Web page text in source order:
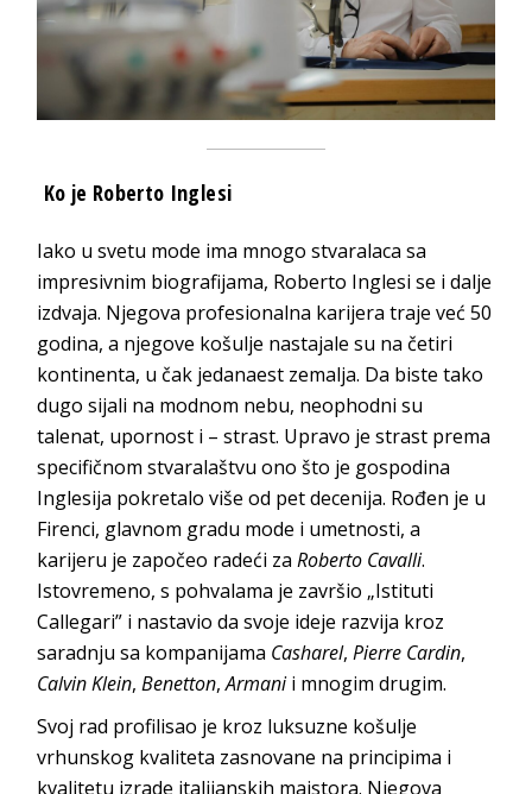
Ko je Roberto Inglesi
Iako u svetu mode ima mnogo stvaralaca sa
impresivnim biografijama, Roberto Inglesi se i dalje
izdvaja. Njegova profesionalna karijera traje već 50
godina, a njegove košulje nastajale su na četiri
kontinenta, u čak jedanaest zemalja. Da biste tako
dugo sijali na modnom nebu, neophodni su
talenat, upornost i – strast. Upravo je strast prema
specifičnom stvaralaštvu ono što je gospodina
Inglesija pokretalo više od pet decenija. Rođen je u
Firenci, glavnom gradu mode i umetnosti, a
karijeru je započeo radeći zaRoberto Cavalli.
Istovremeno, s pohvalama je završio „Istituti
Callegari” i nastavio da svoje ideje razvija kroz
saradnju sa kompanijama Casharel,Pierre Cardin,
Calvin Klein,Benetton,Armanii mnogim drugim.
Svoj rad profilisao je kroz luksuzne košulje
vrhunskog kvaliteta zasnovane na principima i
kvalitetu izrade italijanskih majstora. Njegova